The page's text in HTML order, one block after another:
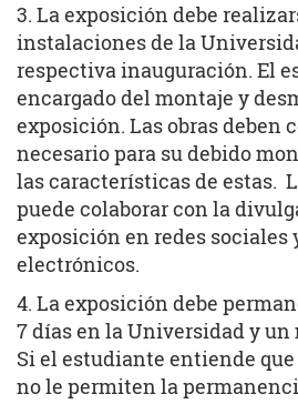
3. La exposición debe
instalaciones de la
respectiva inauguración. El
encargado del montaje y
exposición. Las obras deben
necesario para su debido
las características de estas.
puede colaborar con la
exposición en redes sociales
electrónicos.
4. La exposición debe
7 días en la Universidad y un
Si el estudiante entiende
no le permiten la